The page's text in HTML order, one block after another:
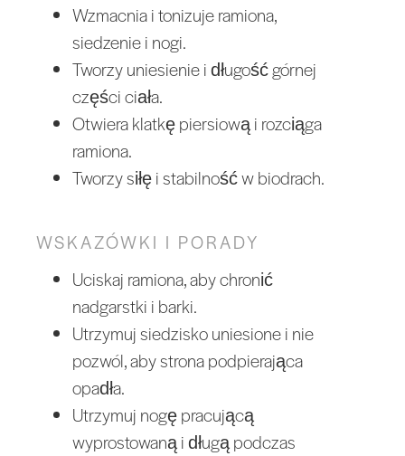
Wzmacnia i tonizuje ramiona,
siedzenie i nogi.
Tworzy uniesienie i długość górnej
części ciała.
Otwiera klatkę piersiową i rozciąga
ramiona.
Tworzy siłę i stabilność w biodrach.
WSKAZÓWKI I PORADY
Uciskaj ramiona, aby chronić
nadgarstki i barki.
Utrzymuj siedzisko uniesione i nie
pozwól, aby strona podpierająca
opadła.
Utrzymuj nogę pracującą
wyprostowaną i długą podczas